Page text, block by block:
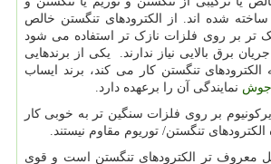
ساخته شده اند. از الکترودهای تنگستن خالص
تر بر روی فلزات نازک تر استفاده می شود
برق بالایی نیاز ندارند. یکی از برندهایی
الکترودهای تنگستن کار می کند، برند ایساب
نمایندگی آن را برعهده دارد.
بر روی فلزات سنگین تر به خوبی کار
الکترودهای تنگستن/ توریوم مقاوم نیستند.
معروف تر الکترودهای تنگستن است و قوی